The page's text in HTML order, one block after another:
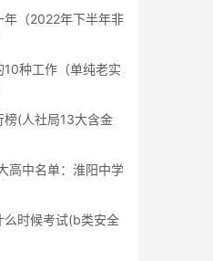
年（2022年下半年非
种工作（单纯老实
榜(人社局13大含金
高中名单：淮阳中学
时候考试(b类安全